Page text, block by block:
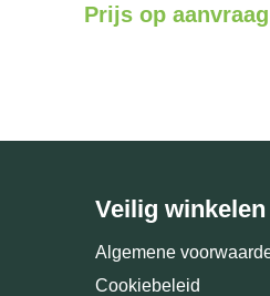
Prijs op aanvraag
Veilig winkelen
Algemene
Cookiebeleid